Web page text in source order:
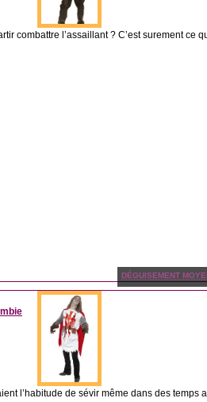
combattre l’assaillant ? C’est surement ce
DÉGUISEMENT
l’habitude de sévir même dans des temps